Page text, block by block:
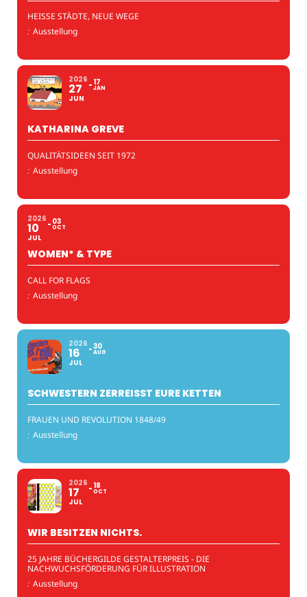
HEISSE STÄDTE, NEUE WEGE
: Ausstellung
2026
27
JUN
17
JAN
KATHARINA GREVE
QUALITÄTSIDEEN SEIT 1972
: Ausstellung
2026
10
JUL
03
OCT
WOMEN* & TYPE
CALL FOR FLAGS
: Ausstellung
2026
16
JUL
30
AUG
SCHWESTERN ZERREISST EURE KETTEN
FRAUEN UND REVOLUTION 1848/49
: Ausstellung
2026
17
JUL
18
OCT
WIR BESITZEN NICHTS.
25 JAHRE BÜCHERGILDE GESTALTERPREIS - DIE
NACHWUCHSFÖRDERUNG FÜR ILLUSTRATION
: Ausstellung